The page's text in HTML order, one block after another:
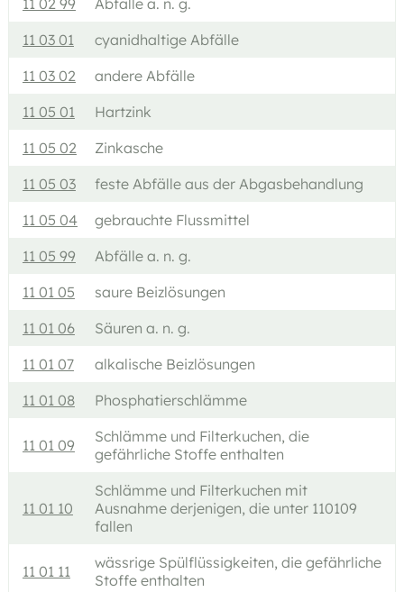
11 02 99
Abfälle a. n. g.
11 03 01
cyanidhaltige Abfälle
11 03 02
andere Abfälle
11 05 01
Hartzink
11 05 02
Zinkasche
11 05 03
feste Abfälle aus der Abgasbehandlung
11 05 04
gebrauchte Flussmittel
11 05 99
Abfälle a. n. g.
11 01 05
saure Beizlösungen
11 01 06
Säuren a. n. g.
11 01 07
alkalische Beizlösungen
11 01 08
Phosphatierschlämme
11 01 09
Schlämme und Filterkuchen, die
gefährliche Stoffe enthalten
11 01 10
Schlämme und Filterkuchen mit
Ausnahme derjenigen, die unter 110109
fallen
11 01 11
wässrige Spülflüssigkeiten, die gefährliche
Stoffe enthalten